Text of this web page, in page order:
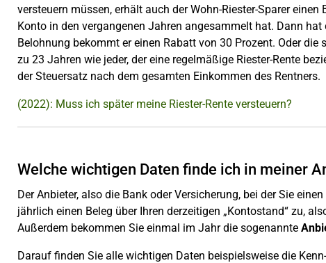
versteuern müssen, erhält auch der Wohn-Riester-Sparer
Konto in den vergangenen Jahren angesammelt hat. Dann
Belohnung bekommt er einen Rabatt von 30 Prozent. Oder
zu 23 Jahren wie jeder, der eine regelmäßige Riester-Rente
der Steuersatz nach dem gesamten Einkommen des Rentners.
(2022): Muss ich später meine Riester-Rente versteuern?
Welche wichtigen Daten finde ich in meiner
Der Anbieter, also die Bank oder Versicherung, bei der Sie
jährlich einen Beleg über Ihren derzeitigen „Kontostand“ zu,
Außerdem bekommen Sie einmal im Jahr die sogenannte
Darauf finden Sie alle wichtigen Daten beispielsweise die